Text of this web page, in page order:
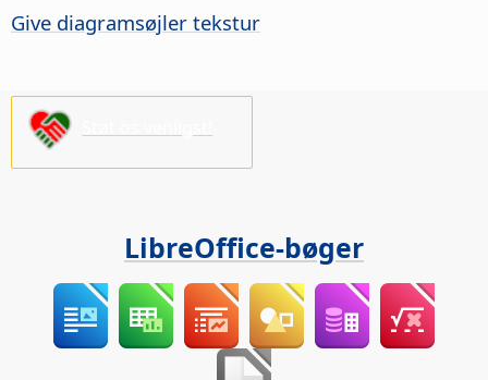
Give diagramsøjler tekstur
LibreOffice-bøger